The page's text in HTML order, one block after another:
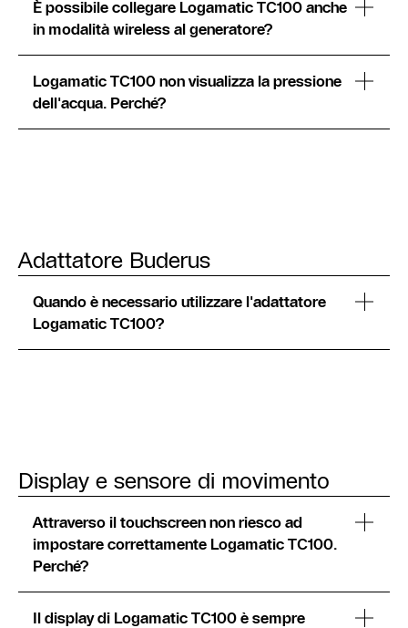
È possibile collegare Logamatic TC100 anche
in modalità wireless al generatore?
Logamatic TC100 non visualizza la pressione
dell'acqua. Perché?
Adattatore Buderus
Quando è necessario utilizzare l'adattatore
Logamatic TC100?
Display e sensore di movimento
Attraverso il touchscreen non riesco ad
impostare correttamente Logamatic TC100.
Perché?
Il display di Logamatic TC100 è sempre